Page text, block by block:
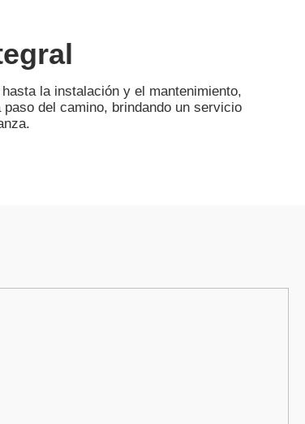
la instalación y el mantenimiento,
del camino, brindando un servicio